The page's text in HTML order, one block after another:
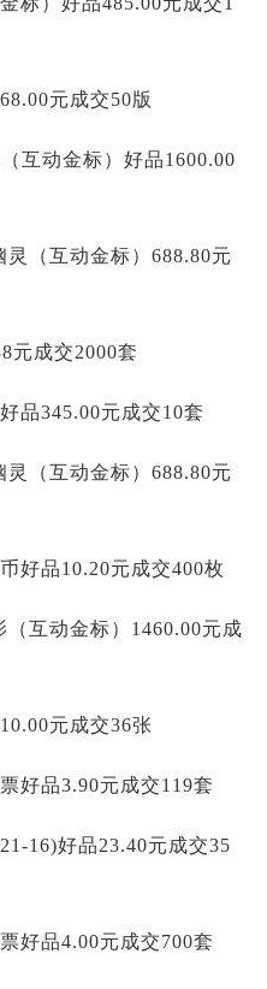
元成交50版
互动金标）好品1600.00
（互动金标）688.80元
元成交2000套
品345.00元成交10套
（互动金标）688.80元
好品10.20元成交400枚
互动金标）1460.00元成
元成交36张
好品3.90元成交119套
16)好品23.40元成交35
好品4.00元成交700套